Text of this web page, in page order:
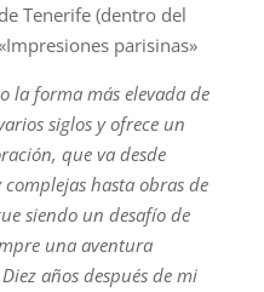
Tenerife (dentro del
parisinas»
la forma más elevada de
siglos y ofrece un
que va desde
hasta obras de
siendo un desafío de
una aventura
años después de mi